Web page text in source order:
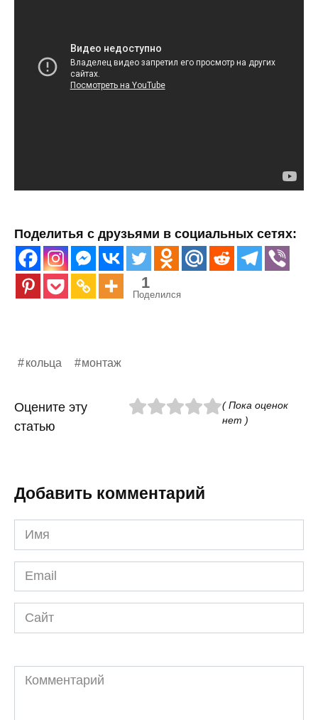
Поделитья с друзьями в социальных сетях:
1
Поделился
кольца монтаж
Оцените эту
статью
( Пока оценок
нет )
Добавить комментарий
Имя
*
Email
*
Сайт
Комментарий